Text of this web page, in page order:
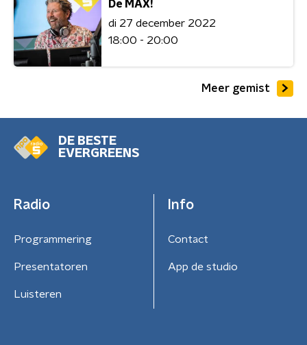
De MAX!
di 27 december 2022
18:00 - 20:00
Meer gemist
DE BESTE
EVERGREENS
Radio
Programmering
Presentatoren
Luisteren
Info
Contact
App de studio